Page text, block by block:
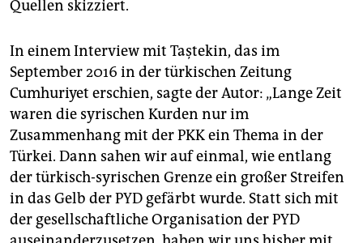
Quellen skizziert.
In einem Interview mit Taştekin, das im
September 2016 in der türkischen Zeitung
Cumhuriyet erschien, sagte der Autor: „Lange Zeit
waren die syrischen Kurden nur im
Zusammenhang mit der PKK ein Thema in der
Türkei. Dann sahen wir auf einmal, wie entlang
der türkisch-syrischen Grenze ein großer Streifen
in das Gelb der PYD gefärbt wurde. Statt sich mit
der gesellschaftliche Organisation der PYD